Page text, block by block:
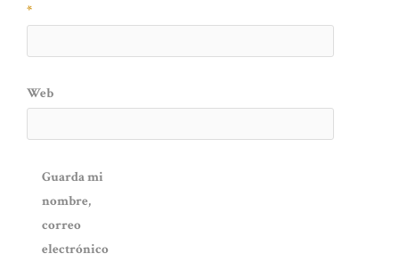
*
Web
Guarda mi
nombre,
correo
electrónico